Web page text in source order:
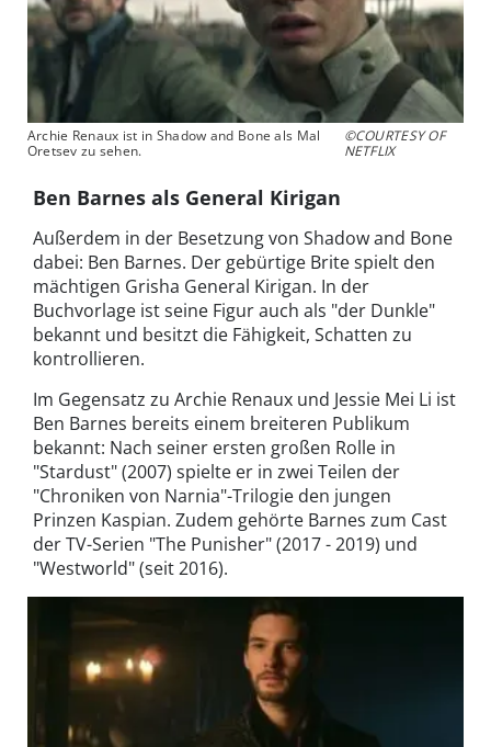
Archie Renaux ist in Shadow and Bone als Mal
Oretsev zu sehen.
©COURTESY OF
NETFLIX
Ben Barnes als General Kirigan
Außerdem in der Besetzung von Shadow and Bone
dabei: Ben Barnes. Der gebürtige Brite spielt den
mächtigen Grisha General Kirigan. In der
Buchvorlage ist seine Figur auch als "der Dunkle"
bekannt und besitzt die Fähigkeit, Schatten zu
kontrollieren.
Im Gegensatz zu Archie Renaux und Jessie Mei Li ist
Ben Barnes bereits einem breiteren Publikum
bekannt: Nach seiner ersten großen Rolle in
"Stardust" (2007) spielte er in zwei Teilen der
"Chroniken von Narnia"-Trilogie den jungen
Prinzen Kaspian. Zudem gehörte Barnes zum Cast
der TV-Serien "The Punisher" (2017 - 2019) und
"Westworld" (seit 2016).